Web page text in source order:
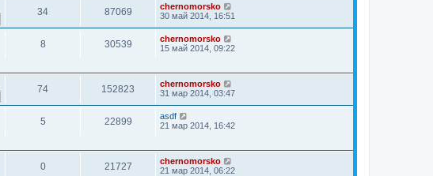
34 87069
chernomorsko
30 май 2014, 16:51
8 30539
chernomorsko
15 май 2014, 09:22
74 152823
chernomorsko
31 мар 2014, 03:47
5 22899
asdf
21 мар 2014, 16:42
0 21727
chernomorsko
21 мар 2014, 06:22